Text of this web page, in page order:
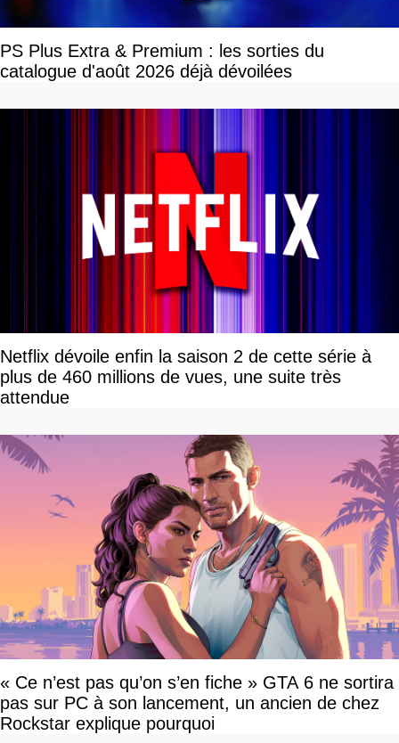
PS Plus Extra & Premium : les sorties du
catalogue d'août 2026 déjà dévoilées
Netflix dévoile enfin la saison 2 de cette série à
plus de 460 millions de vues, une suite très
attendue
« Ce n’est pas qu’on s’en fiche » GTA 6 ne sortira
pas sur PC à son lancement, un ancien de chez
Rockstar explique pourquoi